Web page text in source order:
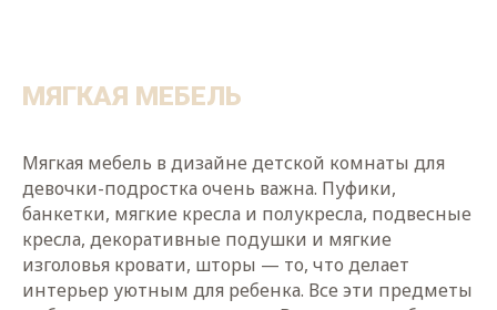
МЯГКАЯ МЕБЕЛЬ
Мягкая мебель в дизайне детской комнаты для
девочки-подростка очень важна. Пуфики,
банкетки, мягкие кресла и полукресла, подвесные
кресла, декоративные подушки и мягкие
изголовья кровати, шторы — то, что делает
интерьер уютным для ребенка. Все эти предметы